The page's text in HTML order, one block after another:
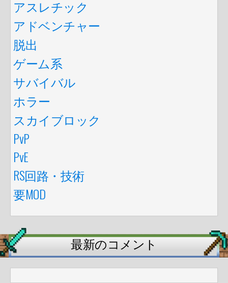
アスレチック
アドベンチャー
脱出
ゲーム系
サバイバル
ホラー
スカイブロック
PvP
PvE
RS回路・技術
要MOD
最新のコメント